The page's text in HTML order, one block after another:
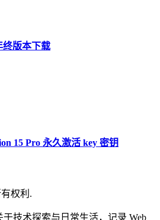
终版本下载
15 Pro 永久激活 key 密钥
权利.
技术探索与日常生活，记录 Web